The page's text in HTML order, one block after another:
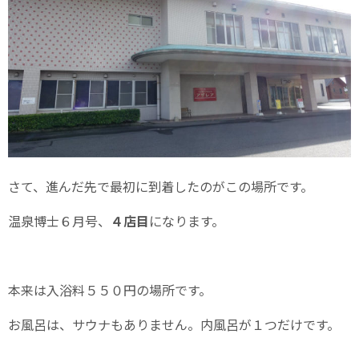
さて、進んだ先で最初に到着したのがこの場所です。
温泉博士６月号、 ４店目になります。
本来は入浴料５５０円の場所です。
お風呂は、サウナもありません。内風呂が１つだけです。